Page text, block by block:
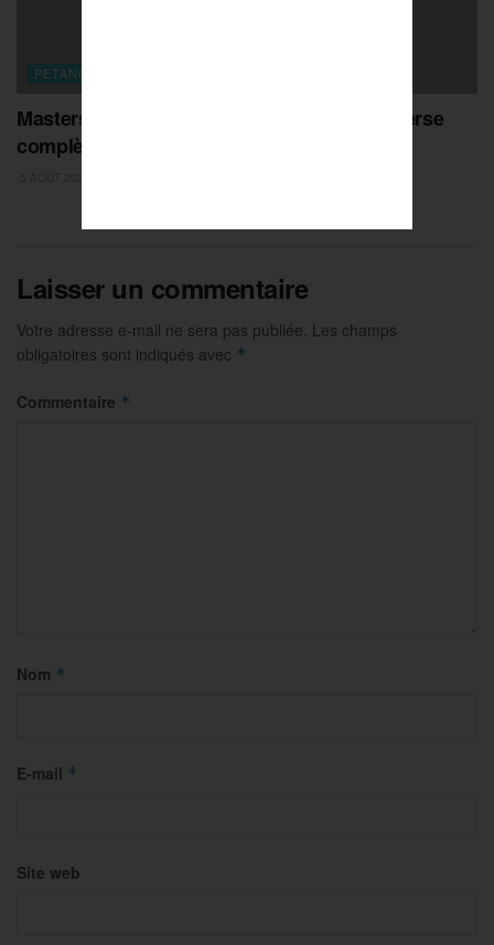
PETANQUE
Masters de Pétanque : la Dream Team renverse
complètement Rocher et file en demies !
Laisser un commentaire
Votre adresse e-mail ne sera pas publiée. Les champs
obligatoires sont indiqués avec *
Commentaire *
Nom *
E-mail *
Site web